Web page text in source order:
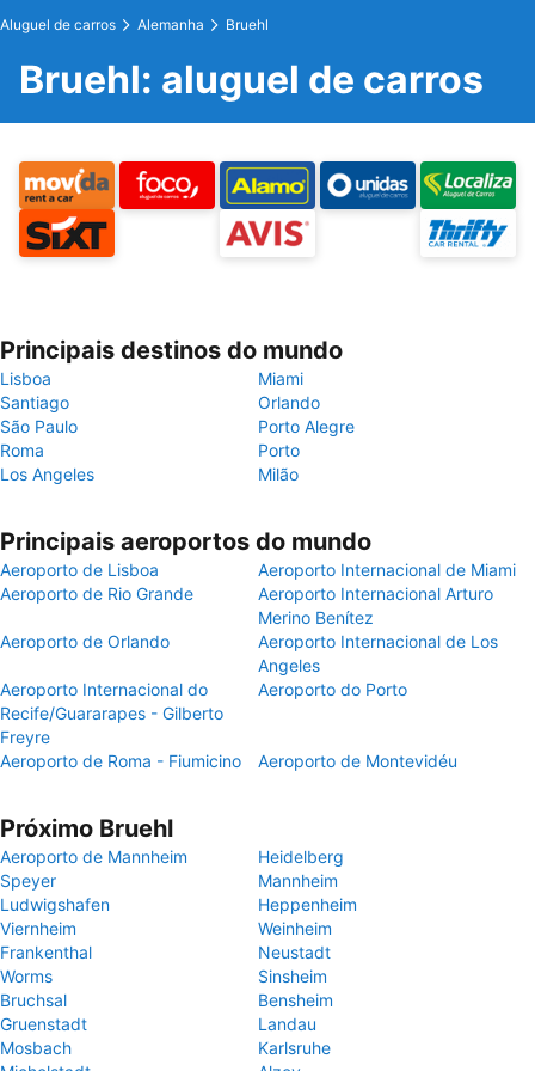
Aluguel de carros Alemanha Bruehl
Bruehl: aluguel de carros
Principais destinos do mundo
Lisboa
Miami
Santiago
Orlando
São Paulo
Porto Alegre
Roma
Porto
Los Angeles
Milão
Principais aeroportos do mundo
Aeroporto de Lisboa
Aeroporto Internacional de Miami
Aeroporto de Rio Grande
Aeroporto Internacional Arturo
Merino Benítez
Aeroporto de Orlando
Aeroporto Internacional de Los
Angeles
Aeroporto Internacional do
Recife/Guararapes - Gilberto
Freyre
Aeroporto do Porto
Aeroporto de Roma - Fiumicino Aeroporto de Montevidéu
Próximo Bruehl
Aeroporto de Mannheim
Heidelberg
Speyer
Mannheim
Ludwigshafen
Heppenheim
Viernheim
Weinheim
Frankenthal
Neustadt
Worms
Sinsheim
Bruchsal
Bensheim
Gruenstadt
Landau
Mosbach
Karlsruhe